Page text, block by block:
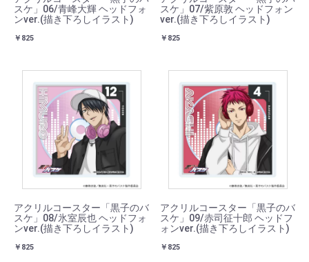
スケ」06/青峰大輝 ヘッドフォ
ンver.(描き下ろしイラスト)
￥825
スケ」07/紫原敦 ヘッドフォン
ver.(描き下ろしイラスト)
￥825
アクリルコースター「黒子のバ
スケ」08/氷室辰也 ヘッドフォ
ンver.(描き下ろしイラスト)
￥825
アクリルコースター「黒子のバ
スケ」09/赤司征十郎 ヘッドフ
ォンver.(描き下ろしイラスト)
￥825